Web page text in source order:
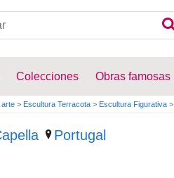
Colecciones Obras famosas
> Escultura Terracota > Escultura Figurativa >
Portugal